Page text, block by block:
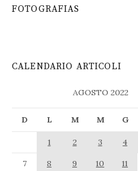
FOTOGRAFIAS
CALENDARIO ARTICOLI
AGOSTO 2022
D L M M G
1 2 3 4
7
8 9 10 11